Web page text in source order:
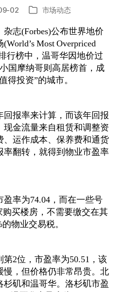
02
分 市场动态
杂志(Forbes)公布世界地价
(World’s Most Overpriced
行榜中，温哥华因地价过
小国摩纳哥则高居榜首，成
得投资”的城市。
报率来计算，而该年回报
金流量来自租赁和调整资
、运作成本、保养费和通货
率翻转，就得到物业市盈率
盈率为74.04 ，而在一些号
购买楼房，不需要缴交在其
的物业交易税。
第2位，市盈率为50.51 ，该
慢，但价格仍非常昂贵。北
矶和温哥华。洛杉矶市盈